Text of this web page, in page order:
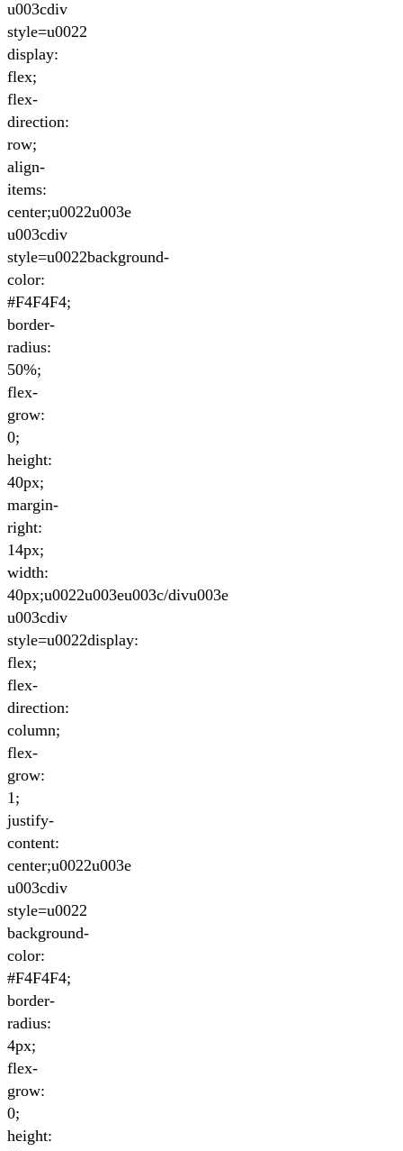
u003cdiv
style=u0022
display:
flex;
flex-
direction:
row;
align-
items:
center;u0022u003e
u003cdiv
style=u0022background-
color:
#F4F4F4;
border-
radius:
50%;
flex-
grow:
0;
height:
40px;
margin-
right:
14px;
width:
40px;u0022u003eu003c/divu003e
u003cdiv
style=u0022display:
flex;
flex-
direction:
column;
flex-
grow:
1;
justify-
content:
center;u0022u003e
u003cdiv
style=u0022
background-
color:
#F4F4F4;
border-
radius:
4px;
flex-
grow:
0;
height: